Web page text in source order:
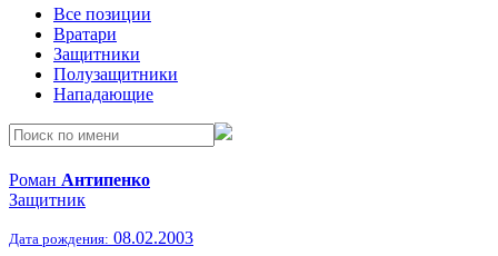
Все позиции
Вратари
Защитники
Полузащитники
Нападающие
Роман Антипенко
Защитник
Дата рождения: 08.02.2003